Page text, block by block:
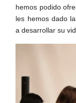
hemos podido
les hemos dado
a desarrollar su